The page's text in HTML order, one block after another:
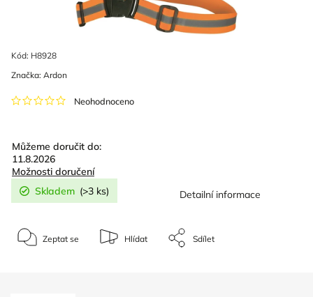
Kód: H8928
Neohodnoceno
Značka: Ardon
Můžeme doručit do:
11.8.2026
Možnosti doručení
Skladem (>3 ks) Detailní informace
Zeptat se Hlídat Sdílet